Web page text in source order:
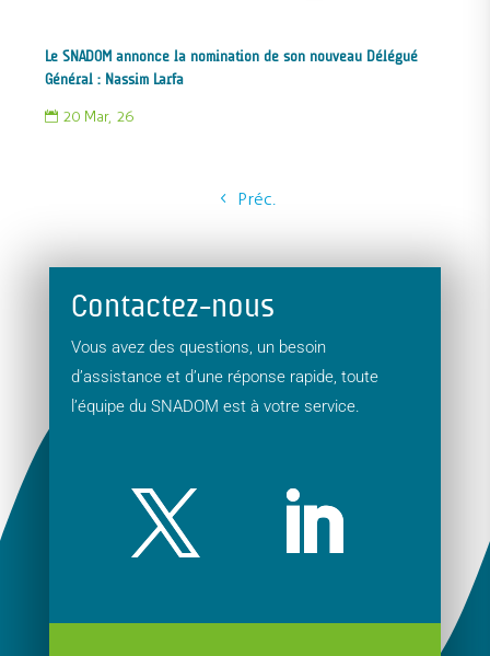
Le SNADOM annonce la nomination de son nouveau Délégué
Général : Nassim Larfa
 20 Mar, 26
Préc.
Contactez-nous
Vous avez des questions, un besoin
d’assistance et d’une réponse rapide, toute
l’équipe du SNADOM est à votre service.